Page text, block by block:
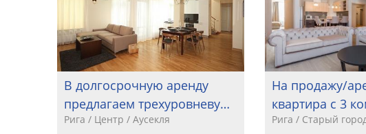
В долгосрочную аренду
предлагаем трехуровневу…
Рига / Центр / Аусекля
На продажу/
квартира с 3
Рига / Старый